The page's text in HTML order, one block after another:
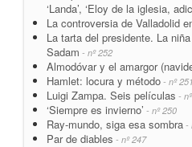
‘Landa’, ‘Eloy de la iglesia,
La controversia de Valladolid
La tarta del presidente. La
Sadam - nº 252
Almodóvar y el amargor
Hamlet: locura y método - nº 251
Luigi Zampa. Seis películas -
‘Siempre es invierno’ - nº 250
Ray-mundo, siga esa sombra -
Par de diables - nº 247